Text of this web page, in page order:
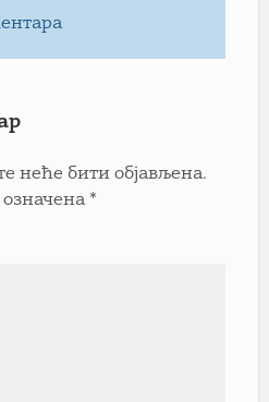
неће бити објављена.
*